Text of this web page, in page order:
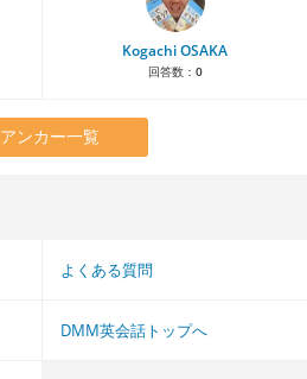
Kogachi OSAKA
回答数： 0
アンカー一覧
よくある質問
DMM英会話トップへ